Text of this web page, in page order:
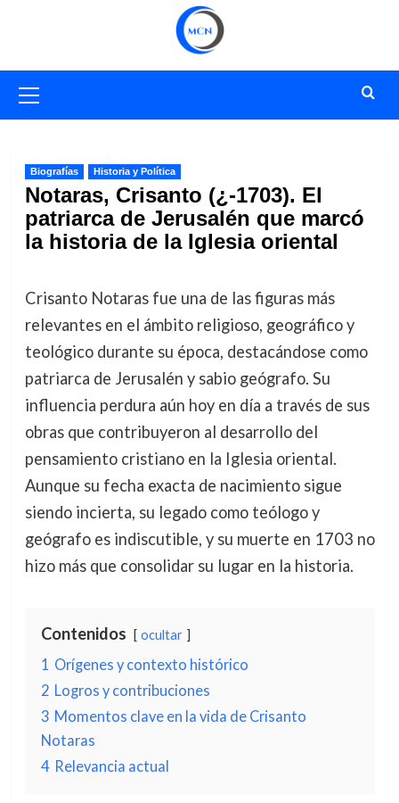
primario
Biografías Historia y Política
Notaras, Crisanto (¿-1703). El
patriarca de Jerusalén que marcó
la historia de la Iglesia oriental
Crisanto Notaras fue una de las figuras más
relevantes en el ámbito religioso, geográfico y
teológico durante su época, destacándose como
patriarca de Jerusalén y sabio geógrafo. Su
influencia perdura aún hoy en día a través de sus
obras que contribuyeron al desarrollo del
pensamiento cristiano en la Iglesia oriental.
Aunque su fecha exacta de nacimiento sigue
siendo incierta, su legado como teólogo y
geógrafo es indiscutible, y su muerte en 1703 no
hizo más que consolidar su lugar en la historia.
Contenidos ocultar
1 Orígenes y contexto histórico
2 Logros y contribuciones
3 Momentos clave en la vida de Crisanto
Notaras
4 Relevancia actual